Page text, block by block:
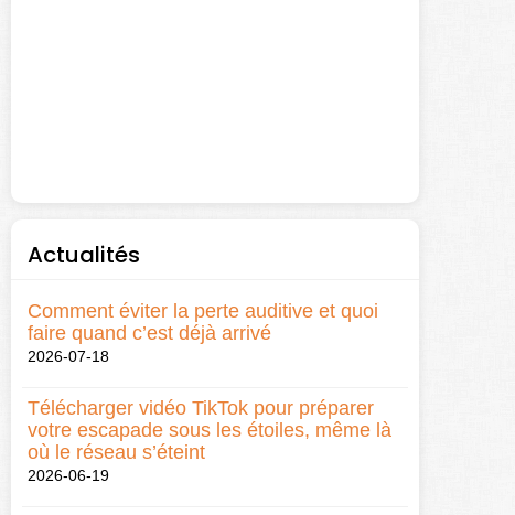
Actualités
Comment éviter la perte auditive et quoi
faire quand c’est déjà arrivé
2026-07-18
Télécharger vidéo TikTok pour préparer
votre escapade sous les étoiles, même là
où le réseau s’éteint
2026-06-19